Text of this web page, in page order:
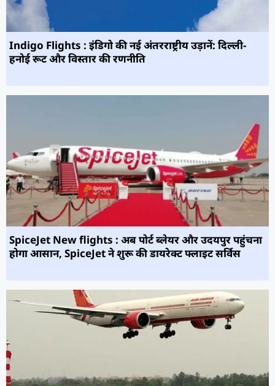
Indigo Flights : इंडिगो की नई अंतरराष्ट्रीय उड़ानें: दिल्ली-
हनोई रूट और विस्तार की रणनीति
SpiceJet New flights : अब पोर्ट ब्लेयर और उदयपुर पहुंचना
होगा आसान, SpiceJet ने शुरू की डायरेक्ट फ्लाइट सर्विस